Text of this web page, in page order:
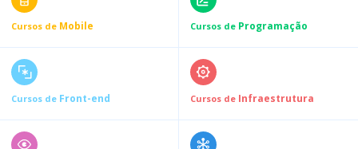
Cursos de Mobile Cursos de Programação
Cursos de Front-end Cursos de Infraestrutura